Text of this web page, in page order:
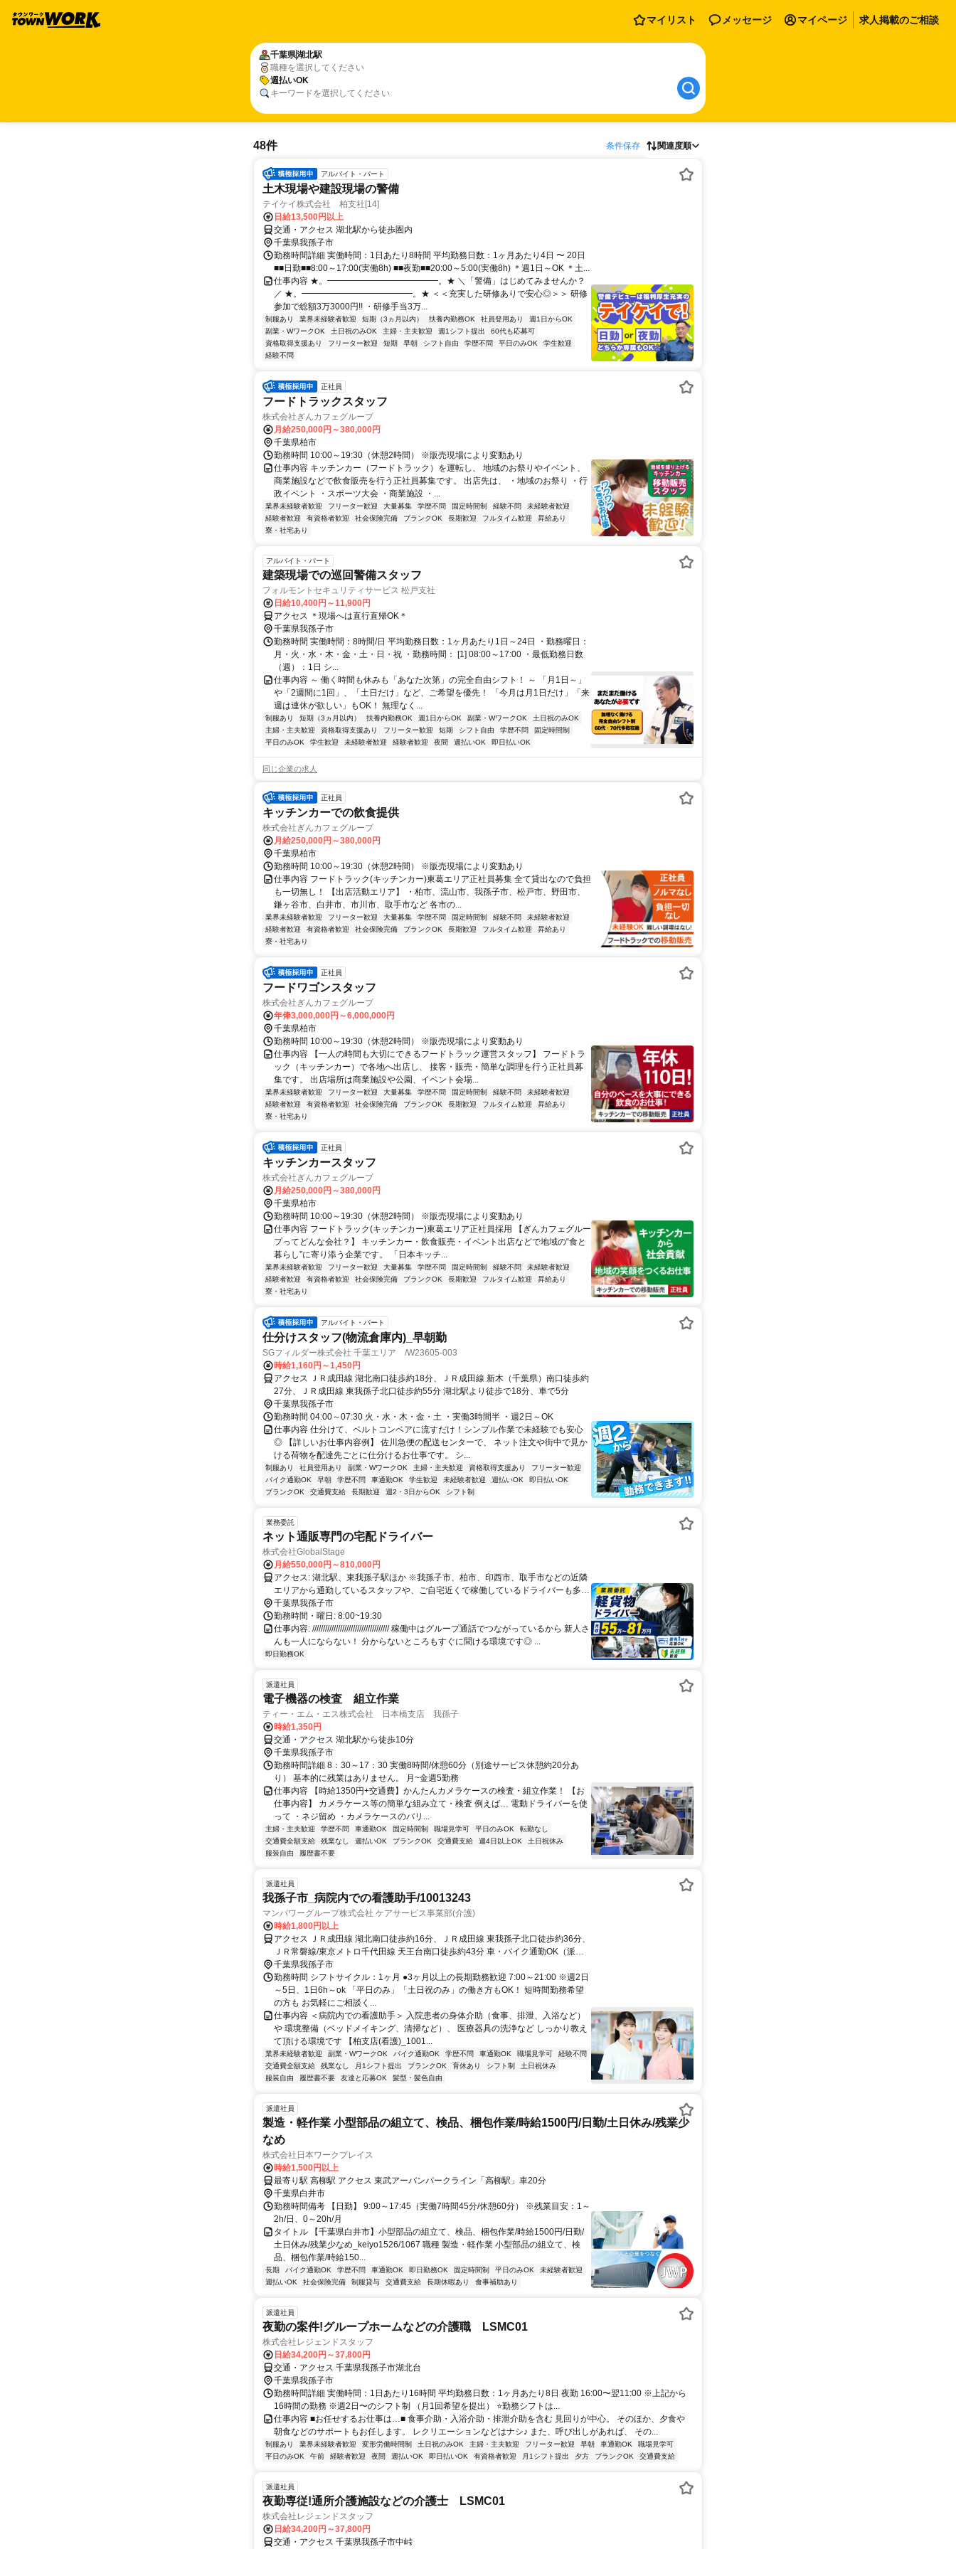
マイリスト メッセージ マイページ 求人掲載のご相談
千葉県湖北駅
職種を選択してください
週払いOK
キーワードを選択してください
48件 条件保存 関連度順
アルバイト・パート
土木現場や建設現場の警備
テイケイ株式会社 柏支社[14]
日給13,500円以上
交通・アクセス 湖北駅から徒歩圏内
千葉県我孫子市
勤務時間詳細 実働時間：1日あたり8時間 平均勤務日数：1ヶ月あたり4日 〜 20日
■■日勤■■8:00～17:00(実働8h) ■■夜勤■■20:00～5:00(実働8h) ＊週1日～OK ＊土...
仕事内容 ★。━━━━━━━━━━━━━。★ ＼「警備」はじめてみませんか？
／ ★。━━━━━━━━━━━━━。★ ＜＜充実した研修ありで安心◎＞＞ 研修
参加で総額3万3000円!! ・研修手当3万...
制服あり 業界未経験者歓迎 短期（3ヵ月以内） 扶養内勤務OK 社員登用あり
週1日からOK
副業・WワークOK
土日祝のみOK 主婦・主夫歓迎 週1シフト提出
60代も応募可
資格取得支援あり
フリーター歓迎 短期 早朝 シフト自由 学歴不問 平日のみOK
学生歓迎
経験不問
正社員
フードトラックスタッフ
株式会社ぎんカフェグループ
月給250,000円～380,000円
千葉県柏市
勤務時間 10:00～19:30（休憩2時間） ※販売現場により変動あり
仕事内容 キッチンカー（フードトラック）を運転し、 地域のお祭りやイベント、
商業施設などで飲食販売を行う正社員募集です。 出店先は、 ・地域のお祭り ・行
政イベント ・スポーツ大会 ・商業施設 ・...
業界未経験者歓迎 フリーター歓迎 大量募集 学歴不問 固定時間制 経験不問
未経験者歓迎
経験者歓迎
有資格者歓迎 社会保険完備 ブランクOK 長期歓迎 フルタイム歓迎
昇給あり
寮・社宅あり
アルバイト・パート
建築現場での巡回警備スタッフ
フォルモントセキュリティサービス 松戸支社
日給10,400円～11,900円
アクセス ＊現場へは直行直帰OK＊
千葉県我孫子市
勤務時間 実働時間：8時間/日 平均勤務日数：1ヶ月あたり1日～24日 ・勤務曜日：
月・火・水・木・金・土・日・祝 ・勤務時間： [1] 08:00～17:00 ・最低勤務日数
（週）：1日 シ...
仕事内容 ～ 働く時間も休みも「あなた次第」の完全自由シフト！ ～ 「月1日～」
や「2週間に1回」、「土日だけ」など、ご希望を優先！ 「今月は月1日だけ」「来
週は連休が欲しい」もOK！ 無理なく...
制服あり 短期（3ヵ月以内） 扶養内勤務OK 週1日からOK 副業・WワークOK
土日祝のみOK
主婦・主夫歓迎
資格取得支援あり フリーター歓迎 短期 シフト自由 学歴不問
固定時間制
平日のみOK
学生歓迎 未経験者歓迎 経験者歓迎 夜間 週払いOK 即日払いOK
同じ企業の求人
正社員
キッチンカーでの飲食提供
株式会社ぎんカフェグループ
月給250,000円～380,000円
千葉県柏市
勤務時間 10:00～19:30（休憩2時間） ※販売現場により変動あり
仕事内容 フードトラック(キッチンカー)東葛エリア正社員募集 全て貸出なので負担
も一切無し！ 【出店活動エリア】 ・柏市、流山市、我孫子市、松戸市、野田市、
鎌ヶ谷市、白井市、市川市、取手市など 各市の...
業界未経験者歓迎 フリーター歓迎 大量募集 学歴不問 固定時間制 経験不問
未経験者歓迎
経験者歓迎
有資格者歓迎 社会保険完備 ブランクOK 長期歓迎 フルタイム歓迎
昇給あり
寮・社宅あり
正社員
フードワゴンスタッフ
株式会社ぎんカフェグループ
年俸3,000,000円～6,000,000円
千葉県柏市
勤務時間 10:00～19:30（休憩2時間） ※販売現場により変動あり
仕事内容 【一人の時間も大切にできるフードトラック運営スタッフ】 フードトラ
ック（キッチンカー）で各地へ出店し、 接客・販売・簡単な調理を行う正社員募
集です。 出店場所は商業施設や公園、イベント会場...
業界未経験者歓迎 フリーター歓迎 大量募集 学歴不問 固定時間制 経験不問
未経験者歓迎
経験者歓迎
有資格者歓迎 社会保険完備 ブランクOK 長期歓迎 フルタイム歓迎
昇給あり
寮・社宅あり
正社員
キッチンカースタッフ
株式会社ぎんカフェグループ
月給250,000円～380,000円
千葉県柏市
勤務時間 10:00～19:30（休憩2時間） ※販売現場により変動あり
仕事内容 フードトラック(キッチンカー)東葛エリア正社員採用 【ぎんカフェグルー
プってどんな会社？】 キッチンカー・飲食販売・イベント出店などで地域の“食と
暮らし”に寄り添う企業です。 「日本キッチ...
業界未経験者歓迎 フリーター歓迎 大量募集 学歴不問 固定時間制 経験不問
未経験者歓迎
経験者歓迎
有資格者歓迎 社会保険完備 ブランクOK 長期歓迎 フルタイム歓迎
昇給あり
寮・社宅あり
アルバイト・パート
仕分けスタッフ(物流倉庫内)_早朝勤
SGフィルダー株式会社 千葉エリア /W23605-003
時給1,160円～1,450円
アクセス ＪＲ成田線 湖北南口徒歩約18分、ＪＲ成田線 新木（千葉県）南口徒歩約
27分、ＪＲ成田線 東我孫子北口徒歩約55分 湖北駅より徒歩で18分、車で5分
千葉県我孫子市
勤務時間 04:00～07:30 火・水・木・金・土 ・実働3時間半 ・週2日～OK
仕事内容 仕分けて、ベルトコンベアに流すだけ！シンプル作業で未経験でも安心
◎ 【詳しいお仕事内容例】 佐川急便の配送センターで、 ネット注文や街中で見か
ける荷物を配達先ごとに仕分けるお仕事です。 シ...
制服あり 社員登用あり 副業・WワークOK 主婦・主夫歓迎 資格取得支援あり
フリーター歓迎
バイク通勤OK
早朝 学歴不問 車通勤OK 学生歓迎 未経験者歓迎 週払いOK
即日払いOK
ブランクOK
交通費支給 長期歓迎 週2・3日からOK シフト制
業務委託
ネット通販専門の宅配ドライバー
株式会社GlobalStage
月給550,000円～810,000円
アクセス: 湖北駅、東我孫子駅ほか ※我孫子市、柏市、印西市、取手市などの近隣
エリアから通勤しているスタッフや、ご自宅近くで稼働しているドライバーも多数
活躍中！ ※直行直帰も相談OK！
千葉県我孫子市
勤務時間・曜日: 8:00~19:30
仕事内容: //////////////////////////////////// 稼働中はグループ通話でつながっているから 新人さ
んも一人にならない！ 分からないところもすぐに聞ける環境です◎ ...
即日勤務OK
派遣社員
電子機器の検査 組立作業
ティー・エム・エス株式会社 日本橋支店 我孫子
時給1,350円
交通・アクセス 湖北駅から徒歩10分
千葉県我孫子市
勤務時間詳細 8：30～17：30 実働8時間/休憩60分（別途サービス休憩約20分あ
り） 基本的に残業はありません。 月~金週5勤務
仕事内容 【時給1350円+交通費】かんたんカメラケースの検査・組立作業！ 【お
仕事内容】 カメラケース等の簡単な組み立て・検査 例えば… 電動ドライバーを使
って ・ネジ留め ・カメラケースのバリ...
主婦・主夫歓迎 学歴不問 車通勤OK 固定時間制 職場見学可 平日のみOK
転勤なし
交通費全額支給
残業なし 週払いOK ブランクOK 交通費支給 週4日以上OK
土日祝休み
服装自由
履歴書不要
派遣社員
我孫子市_病院内での看護助手/10013243
マンパワーグループ株式会社 ケアサービス事業部(介護)
時給1,800円以上
アクセス ＪＲ成田線 湖北南口徒歩約16分、ＪＲ成田線 東我孫子北口徒歩約36分、
ＪＲ常磐線/東京メトロ千代田線 天王台南口徒歩約43分 車・バイク通勤OK（派遣
先による）
千葉県我孫子市
勤務時間 シフトサイクル：1ヶ月 ●3ヶ月以上の長期勤務歓迎 7:00～21:00 ※週2日
～5日、1日6h～ok 「平日のみ」「土日祝のみ」の働き方もOK！ 短時間勤務希望
の方も お気軽にご相談く...
仕事内容 ＜病院内での看護助手＞ 入院患者の身体介助（食事、排泄、入浴など）
や 環境整備（ベッドメイキング、清掃など）、 医療器具の洗浄など しっかり教え
て頂ける環境です 【柏支店(看護)_1001...
業界未経験者歓迎 副業・WワークOK バイク通勤OK 学歴不問 車通勤OK 職場見学可
経験不問
交通費全額支給
残業なし 月1シフト提出 ブランクOK 育休あり シフト制
土日祝休み
服装自由
履歴書不要 友達と応募OK 髪型・髪色自由
派遣社員
製造・軽作業 小型部品の組立て、検品、梱包作業/時給1500円/日勤/土日休み/残業少
なめ
株式会社日本ワークプレイス
時給1,500円以上
最寄り駅 高柳駅 アクセス 東武アーバンパークライン「高柳駅」車20分
千葉県白井市
勤務時間備考 【日勤】 9:00～17:45（実働7時間45分/休憩60分） ※残業目安：1～
2h/日、0～20h/月
タイトル 【千葉県白井市】小型部品の組立て、検品、梱包作業/時給1500円/日勤/
土日休み/残業少なめ_keiyo1526/1067 職種 製造・軽作業 小型部品の組立て、検
品、梱包作業/時給150...
長期 バイク通勤OK 学歴不問 車通勤OK 即日勤務OK 固定時間制 平日のみOK
未経験者歓迎
週払いOK
社会保険完備 制服貸与 交通費支給 長期休暇あり 食事補助あり
派遣社員
夜勤の案件!グループホームなどの介護職 LSMC01
株式会社レジェンドスタッフ
日給34,200円～37,800円
交通・アクセス 千葉県我孫子市湖北台
千葉県我孫子市
勤務時間詳細 実働時間：1日あたり16時間 平均勤務日数：1ヶ月あたり8日 夜勤 16:00〜翌11:00 ※上記から
16時間の勤務 ※週2日〜のシフト制 （月1回希望を提出） ⭐勤務シフトは...
仕事内容 ■お任せするお仕事は…■ 食事介助・入浴介助・排泄介助を含む 見回りが中心。 そのほか、夕食や
朝食などのサポートもお任します。 レクリエーションなどはナシ♪ また、呼び出しがあれば、 その...
制服あり 業界未経験者歓迎 変形労働時間制 土日祝のみOK 主婦・主夫歓迎 フリーター歓迎 早朝 車通勤OK
職場見学可
平日のみOK
午前 経験者歓迎 夜間 週払いOK 即日払いOK 有資格者歓迎 月1シフト提出 夕方 ブランクOK 交通費支給
派遣社員
夜勤専従!通所介護施設などの介護士 LSMC01
株式会社レジェンドスタッフ
日給34,200円～37,800円
交通・アクセス 千葉県我孫子市中峠